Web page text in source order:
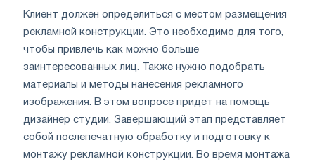
Клиент должен определиться с местом размещения
рекламной конструкции. Это необходимо для того,
чтобы привлечь как можно больше
заинтересованных лиц. Также нужно подобрать
материалы и методы нанесения рекламного
изображения. В этом вопросе придет на помощь
дизайнер студии. Завершающий этап представляет
собой послепечатную обработку и подготовку к
монтажу рекламной конструкции. Во время монтажа